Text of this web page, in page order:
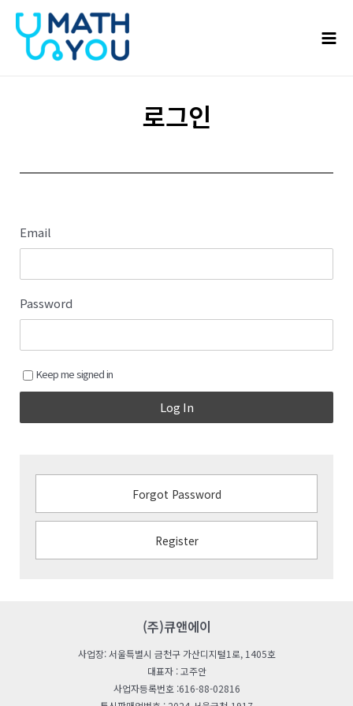
건너뛰기
로그인
Email
Password
Keep me signed in
Log In
Forgot Password
Register
(주)큐앤에이
사업장: 서울특별시 금천구 가산디지털1로, 1405호
대표자 : 고주안
사업자등록번호 :616-88-02816